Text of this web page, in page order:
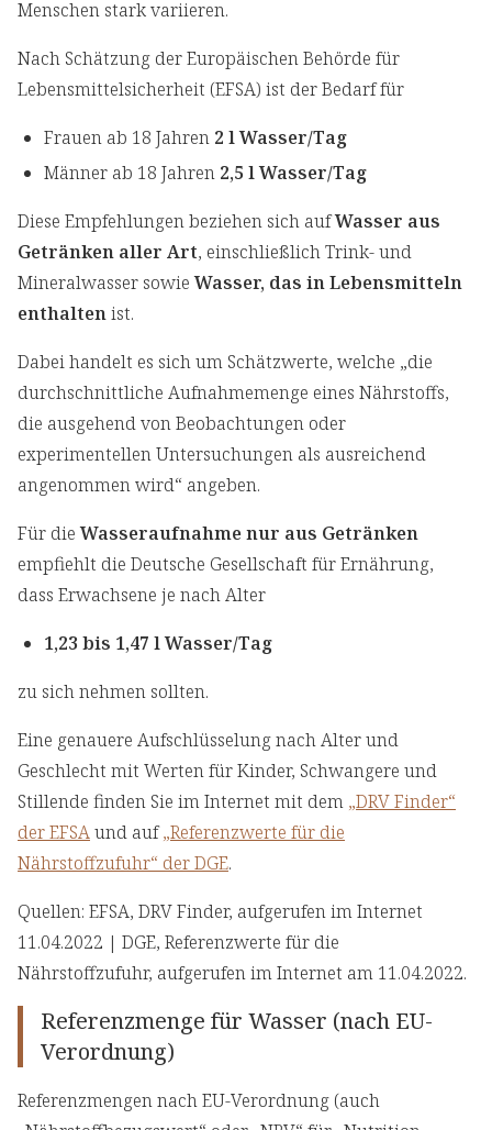
Menschen stark variieren.
Nach Schätzung der Europäischen Behörde für
Lebensmittelsicherheit (EFSA) ist der Bedarf für
Frauen ab 18 Jahren 2 l Wasser/Tag
Männer ab 18 Jahren 2,5 l Wasser/Tag
Diese Empfehlungen beziehen sich aufWasser aus
Getränken aller Art, einschließlich Trink- und
Mineralwasser sowieWasser, das in Lebensmitteln
enthaltenist.
Dabei handelt es sich um Schätzwerte, welche „die
durchschnittliche Aufnahmemenge eines Nährstoffs,
die ausgehend von Beobachtungen oder
experimentellen Untersuchungen als ausreichend
angenommen wird“ angeben.
Für dieWasseraufnahme nur aus Getränken
empfiehlt die Deutsche Gesellschaft für Ernährung,
dass Erwachsene je nach Alter
1,23 bis 1,47 l Wasser/Tag
zu sich nehmen sollten.
Eine genauere Aufschlüsselung nach Alter und
Geschlecht mit Werten für Kinder, Schwangere und
Stillende finden Sie im Internet mit dem „DRV Finder“
der EFSAund auf„Referenzwerte für die
Nährstoffzufuhr“ der DGE.
Quellen: EFSA, DRV Finder, aufgerufen im Internet
11.04.2022 | DGE, Referenzwerte für die
Nährstoffzufuhr, aufgerufen im Internet am 11.04.2022.
Referenzmenge für Wasser (nach EU-
Verordnung)
Referenzmengen nach EU-Verordnung (auch